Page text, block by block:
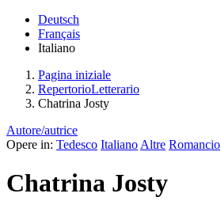
Deutsch
Français
Italiano
Pagina iniziale
RepertorioLetterario
Chatrina Josty
Autore/autrice
Opere in: Tedesco Italiano Altre Romancio
Chatrina Josty